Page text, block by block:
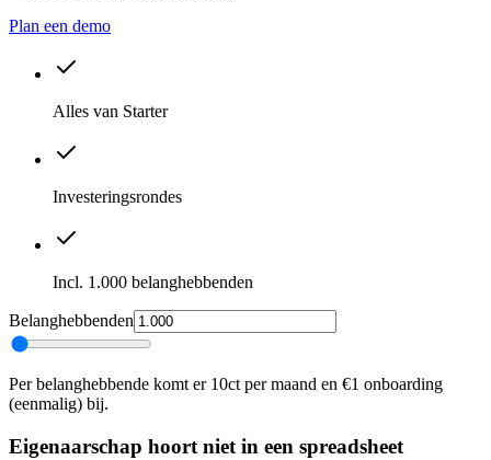
Plan een demo
Alles van Starter
Investeringsrondes
Incl. 1.000 belanghebbenden
Belanghebbenden
Per belanghebbende komt er 10ct per maand en €1 onboarding
(eenmalig) bij.
Eigenaarschap hoort niet in een spreadsheet